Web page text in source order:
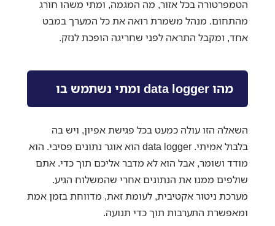
הטמפרטורה בכל אזור, מה המגמה, ומתי משהו חורג
מהתחום. מנהל משמרת רואה את כל המערך במבט
אחד, ומקבל התראה לפני שחריגה הופכת לנזק.
מהו data logger ומתי נשתמש בו
השאלה הזו עולה כמעט בכל פגישת אפיון, ויש בה
בלבול אמיתי. data logger הוא אוגר נתונים פסיבי. הוא
מודד ושומר, אבל הוא לא מדבר אליכם תוך כדי. אתם
שולפים ממנו את הנתונים אחרי שהמשלוח הגיע.
מערכת ניטור אקטיבית, לעומת זאת, מדווחת בזמן אמת
ומאפשרת התערבות תוך כדי תנועה.